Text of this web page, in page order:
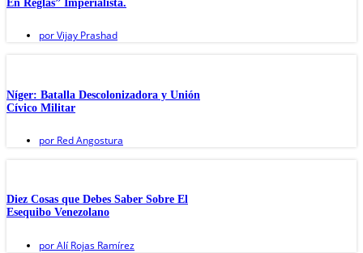
En Reglas” Imperialista.
porVijay Prashad
Níger: Batalla Descolonizadora y Unión
Cívico Militar
por Red Angostura
Diez Cosas que Debes Saber Sobre El
Esequibo Venezolano
porAlí Rojas Ramírez